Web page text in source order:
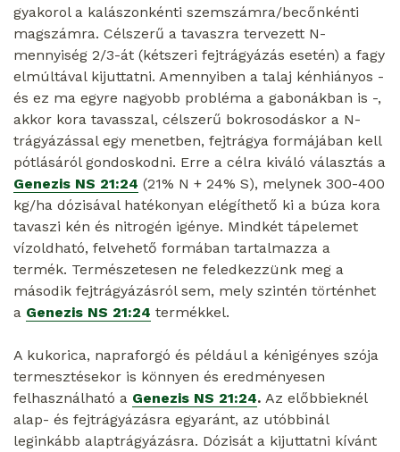
gyakorol a kalászonkénti szemszámra/becőnkénti
magszámra. Célszerű a tavaszra tervezett N-
mennyiség 2/3-át (kétszeri fejtrágyázás esetén) a fagy
elmúltával kijuttatni. Amennyiben a talaj kénhiányos -
és ez ma egyre nagyobb probléma a gabonákban is -,
akkor kora tavasszal, célszerű bokrosodáskor a N-
trágyázással egy menetben, fejtrágya formájában kell
pótlásáról gondoskodni. Erre a célra kiváló választás a
Genezis NS 21:24 (21% N + 24% S), melynek 300-400
kg/ha dózisával hatékonyan elégíthető ki a búza kora
tavaszi kén és nitrogén igénye. Mindkét tápelemet
vízoldható, felvehető formában tartalmazza a
termék. Természetesen ne feledkezzünk meg a
második fejtrágyázásról sem, mely szintén történhet
a Genezis NS 21:24 termékkel.
A kukorica, napraforgó és például a kénigényes szója
termesztésekor is könnyen és eredményesen
felhasználható a Genezis NS 21:24. Az előbbieknél
alap- és fejtrágyázásra egyaránt, az utóbbinál
leginkább alaptrágyázásra. Dózisát a kijuttatni kívánt